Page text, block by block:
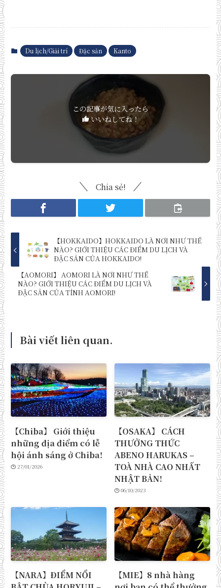
Du lịch/Giải trí Đặc sản Kanto
この記事が気に入ったら
いいねしてね！
Chia sẻ!
【HOKKAIDO】HOKKAIDO LÀ NƠI NHƯ THẾ
NÀO? GIỚI THIỆU CÁC ĐIỂM DU LỊCH VÀ
ĐẶC SẢN CỦA HOKKAIDO!
【AOMORI】 AOMORI LÀ NƠI NHƯ THẾ
NÀO? GIỚI THIỆU CÁC ĐIỂM DU LỊCH VÀ
ĐẶC SẢN CỦA TỈNH AOMORI!
Bài viết liên quan.
【Chiba】 Giới thiệu
những địa điểm có lễ
hội ánh sáng ở Chiba!
27/01/2026
【OSAKA】 CÁCH
THƯỞNG THỨC
ABENO HARUKAS –
TOÀ NHÀ CAO NHẤT
NHẬT BẢN!
06/10/2023
【NARA】ĐIỂM NỔI
【MIE】8 nhà hàng